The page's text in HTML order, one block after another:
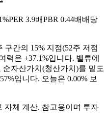
PER 3.9배PBR 0.44배 배당
구간의 15% 지점(52주 저점
력은 +37.1%입니다. 밸류에
순자산가치(청산가치)를 밑도
입니다. 오늘은 0.00% 보
자체 계산. 참고용이며 투자